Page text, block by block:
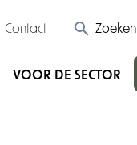
Contact Zoeken
VOOR DE SECTOR